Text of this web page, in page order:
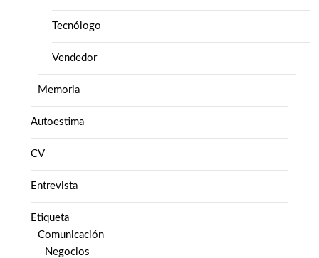
Tecnólogo
Vendedor
Memoria
Autoestima
CV
Entrevista
Etiqueta
Comunicación
Negocios